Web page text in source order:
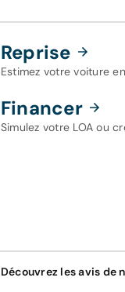
Reprise
Estimez votre voiture
Financer
Simulez votre LOA ou
Découvrez les avis de